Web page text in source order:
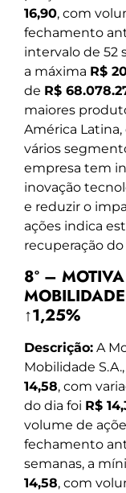
16,90, com
fechamento
intervalo de 52
a máxima R$
de R$
maiores
América
vários
empresa tem
inovação
e reduzir o
ações indica
recuperação
8º –
↑1,25%
Descrição: A
Mobilidade
14,58, com
do dia foi R$
volume de
fechamento
semanas, a
14,58, com